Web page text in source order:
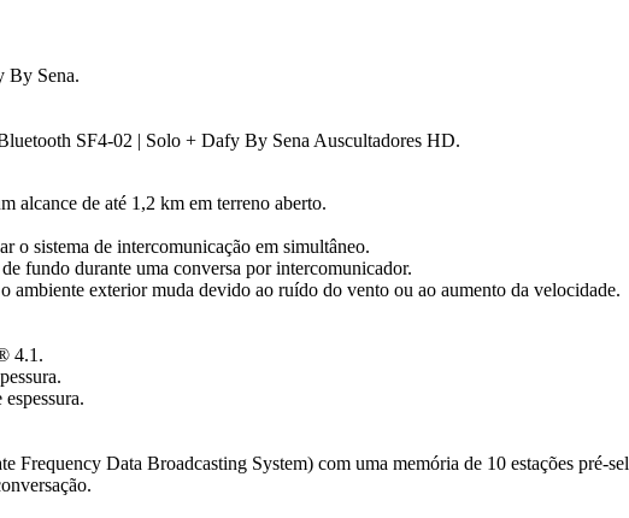
By Sena.
SF4-02 | Solo + Dafy By Sena Auscultadores HD.
alcance de até 1,2 km em terreno aberto.
sistema de intercomunicação em simultâneo.
fundo durante uma conversa por intercomunicador.
ambiente exterior muda devido ao ruído do vento ou ao aumento da velocidade.
4.1.
Data Broadcasting System) com uma memória de 10 estações pré-